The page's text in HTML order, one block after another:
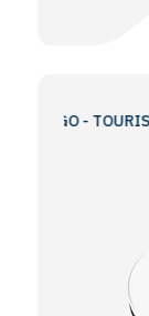
- TOURISMO -